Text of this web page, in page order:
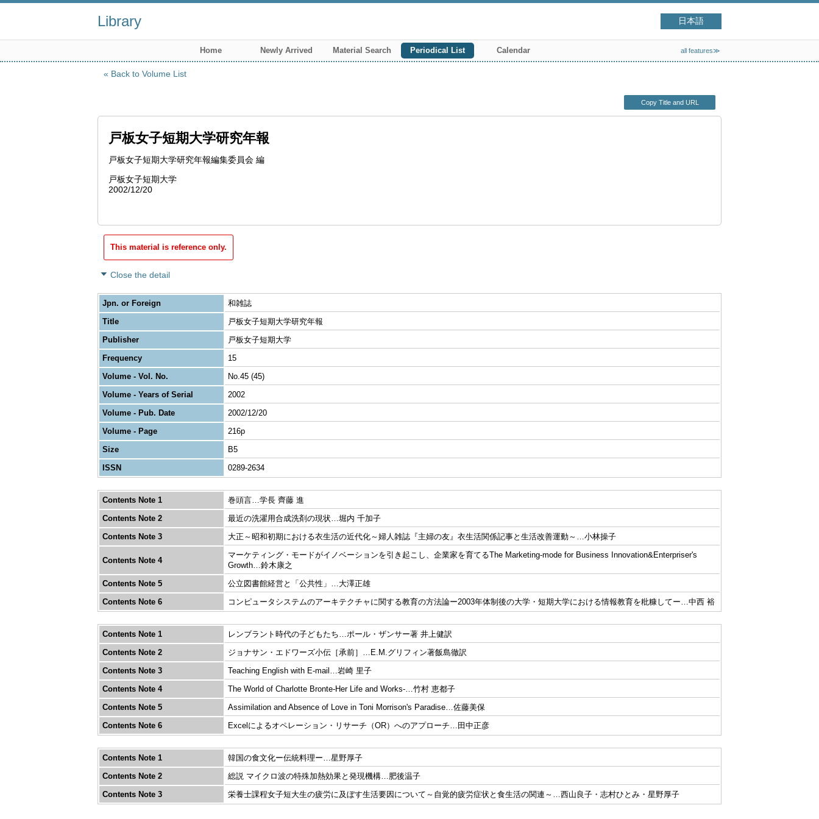
Library 日本語
Home Newly Arrived Material Search Periodical List Calendar all features≫
Back to Volume List
Copy Title and URL
戸板女子短期大学研究年報
戸板女子短期大学研究年報編集委員会 編
戸板女子短期大学
2002/12/20
This material is reference only.
Close the detail
Jpn. or Foreign
和雑誌
Title
戸板女子短期大学研究年報
Publisher
戸板女子短期大学
Frequency
15
Volume - Vol. No.
No.45 (45)
Volume - Years of Serial
2002
Volume - Pub. Date
2002/12/20
Volume - Page
216p
Size
B5
ISSN
0289-2634
Contents Note 1
巻頭言…学長 齊藤 進
Contents Note 2
最近の洗濯用合成洗剤の現状…堀内 千加子
Contents Note 3
大正～昭和初期における衣生活の近代化～婦人雑誌『主婦の友』衣生活関係記事と生活改善運動～…小林操子
Contents Note 4
マーケティング・モードがイノベーションを引き起こし、企業家を育てるThe Marketing-mode for Business Innovation&Enterpriser's
Growth…鈴木康之
Contents Note 5
公立図書館経営と「公共性」…大澤正雄
Contents Note 6
コンピュータシステムのアーキテクチャに関する教育の方法論ー2003年体制後の大学・短期大学における情報教育を粃糠してー…中西 裕
Contents Note 1
レンブラント時代の子どもたち…ポール・ザンサー著 井上健訳
Contents Note 2
ジョナサン・エドワーズ小伝［承前］…E.M.グリフィン著飯島徹訳
Contents Note 3
Teaching English with E-mail…岩崎 里子
Contents Note 4
The World of Charlotte Bronte-Her Life and Works-…竹村 恵都子
Contents Note 5
Assimilation and Absence of Love in Toni Morrison's Paradise…佐藤美保
Contents Note 6
Excelによるオペレーション・リサーチ（OR）へのアプローチ…田中正彦
Contents Note 1
韓国の食文化ー伝統料理ー…星野厚子
Contents Note 2
総説 マイクロ波の特殊加熱効果と発現機構…肥後温子
Contents Note 3
栄養士課程女子短大生の疲労に及ぼす生活要因について～自覚的疲労症状と食生活の関連～…西山良子・志村ひとみ・星野厚子